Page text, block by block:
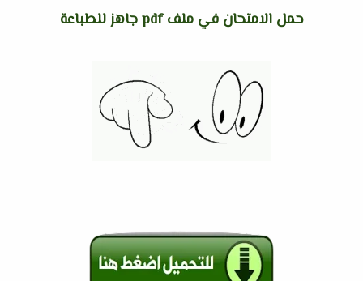
حمل الامتحان في ملف pdf جاهز للطباعة